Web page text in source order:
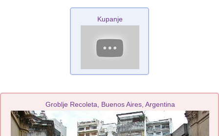
Kupanje
Groblje Recoleta, Buenos Aires, Argentina